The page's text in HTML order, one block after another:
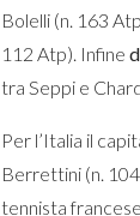
Bolelli (n. 163
112 Atp). Infine
tra Seppi e
Per l’Italia il
Berrettini (n.
tennista